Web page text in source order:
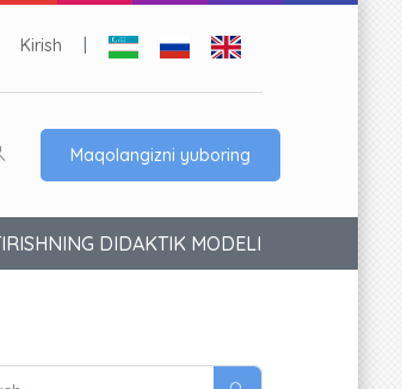
Kirish
Maqolangizni yuboring
DIDAKTIK MODELI